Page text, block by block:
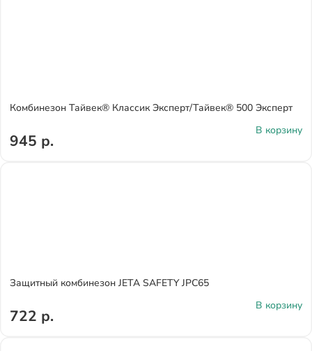
Комбинезон Тайвек® Классик Эксперт/Тайвек® 500 Эксперт
945 р.
В корзину
Защитный комбинезон JETA SAFETY JPC65
722 р.
В корзину